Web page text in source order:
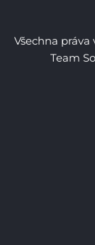
Všechna
Team